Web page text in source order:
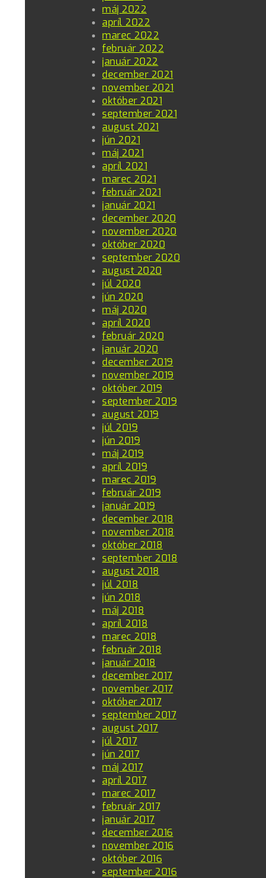
máj 2022
apríl 2022
marec 2022
február 2022
január 2022
december 2021
november 2021
október 2021
september 2021
august 2021
jún 2021
máj 2021
apríl 2021
marec 2021
február 2021
január 2021
december 2020
november 2020
október 2020
september 2020
august 2020
júl 2020
jún 2020
máj 2020
apríl 2020
február 2020
január 2020
december 2019
november 2019
október 2019
september 2019
august 2019
júl 2019
jún 2019
máj 2019
apríl 2019
marec 2019
február 2019
január 2019
december 2018
november 2018
október 2018
september 2018
august 2018
júl 2018
jún 2018
máj 2018
apríl 2018
marec 2018
február 2018
január 2018
december 2017
november 2017
október 2017
september 2017
august 2017
júl 2017
jún 2017
máj 2017
apríl 2017
marec 2017
február 2017
január 2017
december 2016
november 2016
október 2016
september 2016